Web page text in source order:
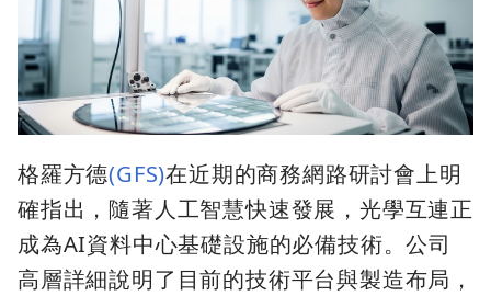
格羅方德(GFS)在近期的商務網路研討會上明
確指出，隨著人工智慧快速發展，光學互連正
成為AI資料中心基礎設施的必備技術。公司
高層詳細說明了目前的技術平台與製造布局，